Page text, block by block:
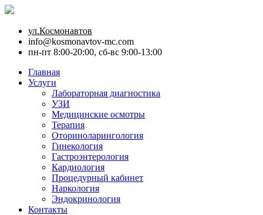
ул.Космонавтов
info@kosmonavtov-mc.com
пн-пт 8:00-20:00, сб-вс 9:00-13:00
Главная
Услуги
Лабораторная диагностика
УЗИ
Медицинские осмотры
Терапия
Оториноларингология
Гинекология
Гастроэнтерология
Кардиология
Процедурный кабинет
Наркология
Эндокринология
Контакты